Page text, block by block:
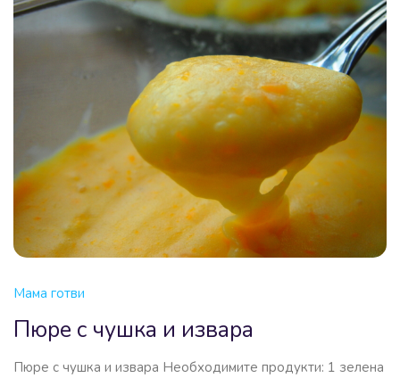
Мама готви
Пюре с чушка и извара
Пюре с чушка и извара Необходимите продукти: 1 зелена